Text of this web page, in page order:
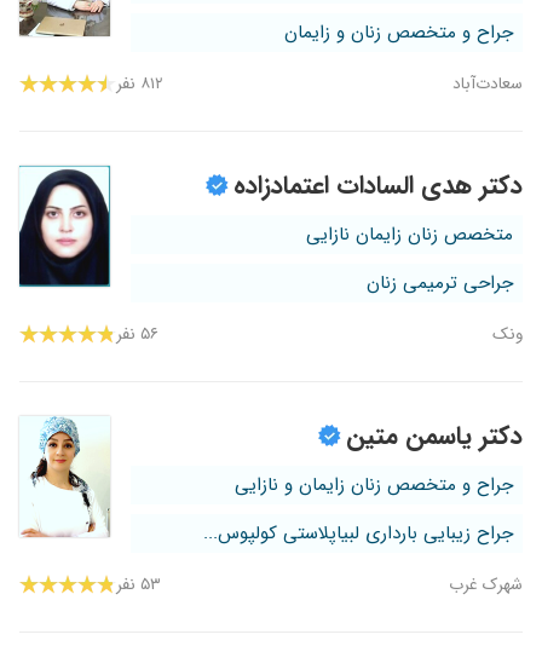
جراح و متخصص زنان و زایمان
سعادت‌آباد ۸۱۲ نفر
دکتر هدی السادات اعتمادزاده
متخصص زنان زایمان نازایی
جراحی ترمیمی زنان
ونک ۵۶ نفر
دکتر یاسمن متین
جراح و متخصص زنان زایمان و نازایی
جراح زیبایی بارداری لبیاپلاستی کولپوس...
شهرک غرب ۵۳ نفر